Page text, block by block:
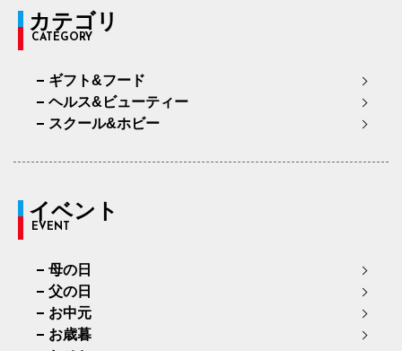
カテゴリ
CATEGORY
ギフト&フード
ヘルス&ビューティー
スクール&ホビー
イベント
EVENT
母の日
父の日
お中元
お歳暮